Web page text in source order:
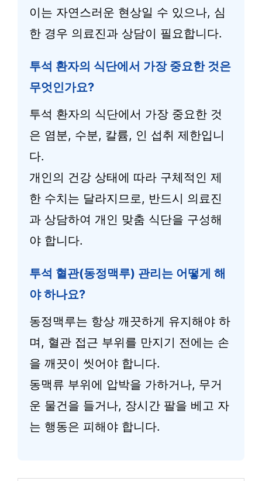
이는 자연스러운 현상일 수 있으나, 심
한 경우 의료진과 상담이 필요합니다.
투석 환자의 식단에서 가장 중요한 것은
무엇인가요?
투석 환자의 식단에서 가장 중요한 것
은 염분, 수분, 칼륨, 인 섭취 제한입니
다.
개인의 건강 상태에 따라 구체적인 제
한 수치는 달라지므로, 반드시 의료진
과 상담하여 개인 맞춤 식단을 구성해
야 합니다.
투석 혈관(동정맥루) 관리는 어떻게 해
야 하나요?
동정맥루는 항상 깨끗하게 유지해야 하
며, 혈관 접근 부위를 만지기 전에는 손
을 깨끗이 씻어야 합니다.
동맥류 부위에 압박을 가하거나, 무거
운 물건을 들거나, 장시간 팔을 베고 자
는 행동은 피해야 합니다.